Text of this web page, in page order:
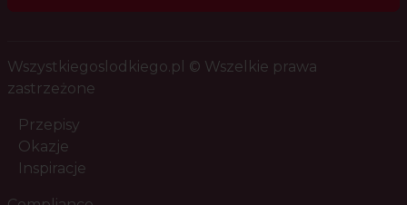
Wszystkiegoslodkiego.pl © Wszelkie prawa
zastrzeżone
Przepisy
Okazje
Inspiracje